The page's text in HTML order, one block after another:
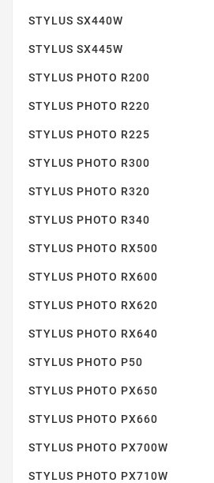
STYLUS SX400
STYLUS SX440W
STYLUS SX445W
STYLUS PHOTO R200
STYLUS PHOTO R220
STYLUS PHOTO R225
STYLUS PHOTO R300
STYLUS PHOTO R320
STYLUS PHOTO R340
STYLUS PHOTO RX500
STYLUS PHOTO RX600
STYLUS PHOTO RX620
STYLUS PHOTO RX640
STYLUS PHOTO P50
STYLUS PHOTO PX650
STYLUS PHOTO PX660
STYLUS PHOTO PX700W
STYLUS PHOTO PX710W